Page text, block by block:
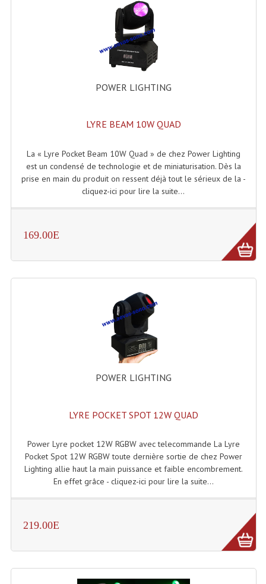
Enceintes (Ecoutes De Studio)
Enceintes Autonomes Portables Amplifiées
Enceintes Hifi
Enceintes Monitoring
Haut Parleurs Sono
Filtres Passifs
Tweeters Pour Enceintes
Platines Disque Vinyles
Lecteurs Cd À Plats
Lecteurs Cd À Plats Lecteur MP3
Minidisc
Digital Package Et Logiciel
Limiteur De Niveau Sonore
POWER LIGHTING
LYRE BEAM 10W QUAD
La « Lyre Pocket Beam 10W Quad » de chez Power Lighting
est un condensé de technologie et de miniaturisation. Dès la
prise en main du produit on ressent déjà tout le sérieux de la -
cliquez-ici pour lire la suite...
169.00E
POWER LIGHTING
LYRE POCKET SPOT 12W QUAD
Power Lyre pocket 12W RGBW avec telecommande La Lyre
Pocket Spot 12W RGBW toute dernière sortie de chez Power
Lighting allie haut la main puissance et faible encombrement.
En effet grâce - cliquez-ici pour lire la suite...
219.00E